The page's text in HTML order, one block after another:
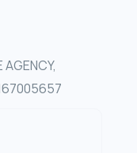
AGENCY,